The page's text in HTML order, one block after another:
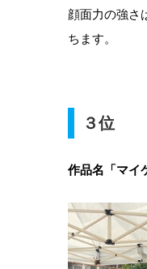
顔面力の強さ
ちます。
３位
作品名「マイ